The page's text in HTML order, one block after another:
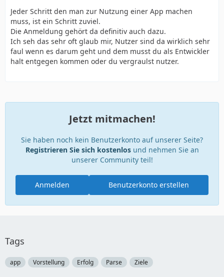
Jeder Schritt den man zur Nutzung einer App machen
muss, ist ein Schritt zuviel.
Die Anmeldung gehört da definitiv auch dazu.
Ich seh das sehr oft glaub mir, Nutzer sind da wirklich sehr
faul wenn es darum geht und dem musst du als Entwickler
halt entgegen kommen oder du vergraulst nutzer.
Jetzt mitmachen!
Sie haben noch kein Benutzerkonto auf unserer Seite?
Registrieren Sie sich kostenlosund nehmen Sie an
unserer Community teil!
Benutzerkonto erstellen
Anmelden
Tags
app Vorstellung Erfolg Parse Ziele